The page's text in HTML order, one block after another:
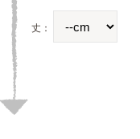
丈：